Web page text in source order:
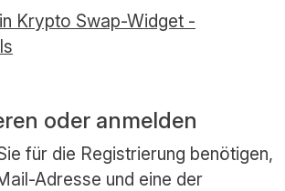
oder anmelden
für die Registrierung benötigen,
Adresse und eine der